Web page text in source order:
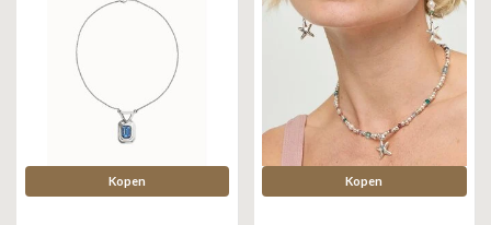
Kopen Kopen